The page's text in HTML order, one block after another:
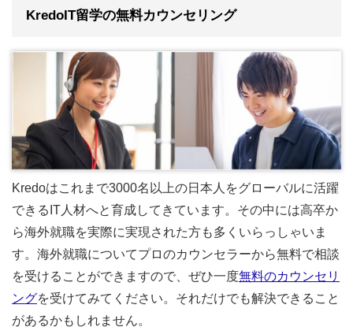
KredoIT留学の無料カウンセリング
Kredoはこれまで3000名以上の日本人をグローバルに活躍
できるIT人材へと育成してきています。その中には高卒か
ら海外就職を実際に実現された方も多くいらっしゃいま
す。海外就職についてプロのカウンセラーから無料で相談
を受けることができますので、ぜひ一度無料のカウンセリ
ングを受けてみてください。それだけでも解決できること
があるかもしれません。